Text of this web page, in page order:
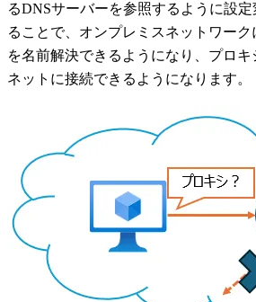
るDNSサーバーを参照するように設
ることで、オンプレミスネットワー
を名前解決できるようになり、プロ
ネットに接続できるようになります。